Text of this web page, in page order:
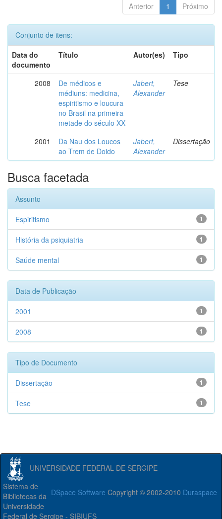
Anterior 1 Próximo
Conjunto de itens:
Data do
documento
Título Autor(es) Tipo
2008
De médicos e
médiuns: medicina,
espiritismo e loucura
no Brasil na primeira
metade do século XX
Jabert,
Alexander
Tese
2001
Da Nau dos Loucos
ao Trem de Doido
Jabert,
Alexander
Dissertação
Busca facetada
Assunto
1
Espiritismo
1
História da psiquiatria
1
Saúde mental
Data de Publicação
1
2001
1
2008
Tipo de Documento
1
Dissertação
1
Tese
UNIVERSIDADE FEDERAL DE SERGIPE
DSpace Software Copyright © 2002-2010 Duraspace
Sistema de
Bibliotecas da
Universidade
Federal de Sergipe - SIBIUFS